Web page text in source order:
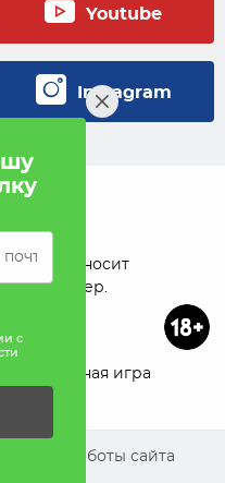
Youtube
Instagram
Сайт носит
характер.
игра
работы сайта
с